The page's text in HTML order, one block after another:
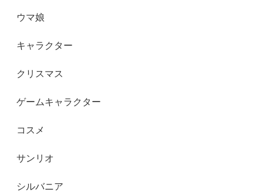
ウマ娘
キャラクター
クリスマス
ゲームキャラクター
コスメ
サンリオ
シルバニア